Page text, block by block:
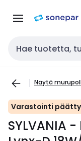
navigointiinsisältöön
Haku
Näytä
Varastointi
SYLVANIA